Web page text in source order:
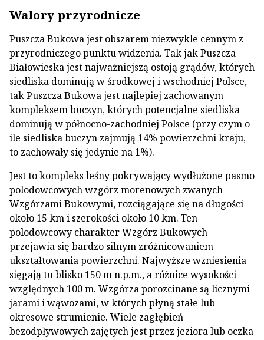
Walory przyrodnicze
Puszcza Bukowa jest obszarem niezwykle cennym z
przyrodniczego punktu widzenia. Tak jak Puszcza
Białowieska jest najważniejszą ostoją grądów, których
siedliska dominują w środkowej i wschodniej Polsce,
tak Puszcza Bukowa jest najlepiej zachowanym
kompleksem buczyn, których potencjalne siedliska
dominują w północno-zachodniej Polsce (przy czym o
ile siedliska buczyn zajmują 14% powierzchni kraju,
to zachowały się jedynie na 1%).
Jest to kompleks leśny pokrywający wydłużone pasmo
polodowcowych wzgórz morenowych zwanych
Wzgórzami Bukowymi, rozciągające się na długości
około 15 km i szerokości około 10 km. Ten
polodowcowy charakter Wzgórz Bukowych
przejawia się bardzo silnym zróżnicowaniem
ukształtowania powierzchni. Najwyższe wzniesienia
sięgają tu blisko 150 m n.p.m., a różnice wysokości
względnych 100 m. Wzgórza porozcinane są licznymi
jarami i wąwozami, w których płyną stałe lub
okresowe strumienie. Wiele zagłębień
bezodpływowych zajętych jest przez jeziora lub oczka